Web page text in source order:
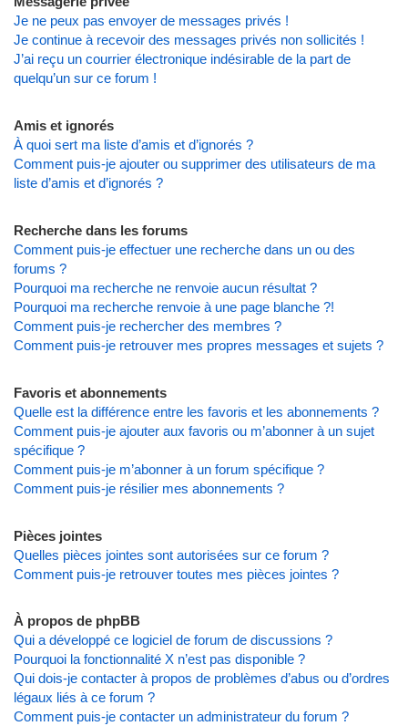
Je ne peux pas envoyer de messages privés !
Je continue à recevoir des messages privés non sollicités !
J’ai reçu un courrier électronique indésirable de la part de
quelqu’un sur ce forum !
Amis et ignorés
À quoi sert ma liste d’amis et d’ignorés ?
Comment puis-je ajouter ou supprimer des utilisateurs de ma
liste d’amis et d’ignorés ?
Recherche dans les forums
Comment puis-je effectuer une recherche dans un ou des
forums ?
Pourquoi ma recherche ne renvoie aucun résultat ?
Pourquoi ma recherche renvoie à une page blanche ?!
Comment puis-je rechercher des membres ?
Comment puis-je retrouver mes propres messages et sujets ?
Favoris et abonnements
Quelle est la différence entre les favoris et les abonnements ?
Comment puis-je ajouter aux favoris ou m’abonner à un sujet
spécifique ?
Comment puis-je m’abonner à un forum spécifique ?
Comment puis-je résilier mes abonnements ?
Pièces jointes
Quelles pièces jointes sont autorisées sur ce forum ?
Comment puis-je retrouver toutes mes pièces jointes ?
À propos de phpBB
Qui a développé ce logiciel de forum de discussions ?
Pourquoi la fonctionnalité X n’est pas disponible ?
Qui dois-je contacter à propos de problèmes d’abus ou d’ordres
légaux liés à ce forum ?
Comment puis-je contacter un administrateur du forum ?